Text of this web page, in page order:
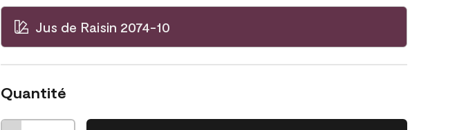
Jus de Raisin 2074-10
Quantité